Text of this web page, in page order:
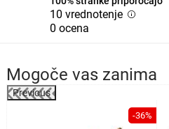
10 vrednotenje
0 ocena
Mogoče vas zanima
Previous
-36%